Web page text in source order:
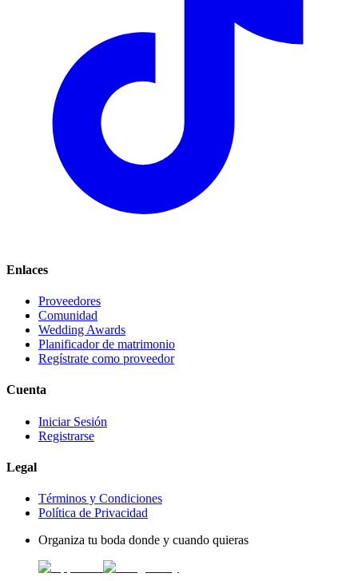
Enlaces
Proveedores
Comunidad
Wedding Awards
Planificador de matrimonio
Regístrate como proveedor
Cuenta
Iniciar Sesión
Registrarse
Legal
Términos y Condiciones
Política de Privacidad
Organiza tu boda donde y cuando quieras